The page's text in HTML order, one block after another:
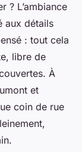
? L’ambiance
aux détails
: tout cela
libre de
À
et
coin de rue